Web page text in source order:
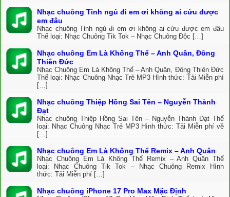
Nhạc chuông Tỉnh ngủ đi em ơi không ai cứu được
em đâu
Nhạc chuông Tỉnh ngủ đi em ơi không ai cứu được em đâu
Thể loại: Nhạc Chuông Tik Tok – Nhạc Chuông Độc […]
Nhạc chuông Em Là Không Thể – Anh Quân, Đông
Thiên Đức
Nhạc Chuông Em Là Không Thể – Anh Quân, Đông Thiên Đức
Thể loại: Nhạc Chuông Nhạc Trẻ MP3 Hình thức: Tải Miễn phí
[…]
Nhạc chuông Thiệp Hồng Sai Tên – Nguyễn Thành
Đạt
Nhạc chuông Thiệp Hồng Sai Tên – Nguyễn Thành Đạt Thể
loại: Nhạc Chuông Nhạc Trẻ MP3 Hình thức: Tải Miễn phí về
[…]
Nhạc chuông Em Là Không Thể Remix – Anh Quân
Nhạc Chuông Em Là Không Thể Remix – Anh Quân Thể
loại: Nhạc Chuông Tik Tok – Nhạc Chuông Remix Hình
thức: Tải Miễn phí […]
Nhạc chuông iPhone 17 Pro Max Mặc Định